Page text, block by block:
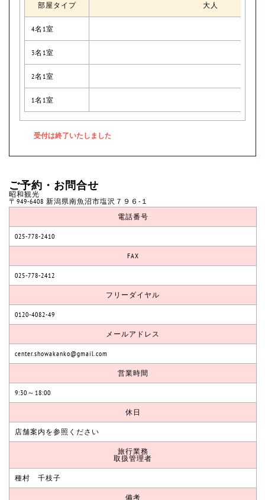
部屋タイプ 大人
4名1室
3名1室
2名1室
1名1室
ご予約・お問合せ
昭和観光
〒949-6408 新潟県南魚沼市塩沢７９６-１
電話番号
025-778-2410
FAX
025-778-2412
フリーダイヤル
0120-4082-49
メールアドレス
center.showakanko@gmail.com
営業時間
9:30～18:00
休日
店舗案内を参照ください
旅行業務
取扱管理者
種村 千枝子
備考